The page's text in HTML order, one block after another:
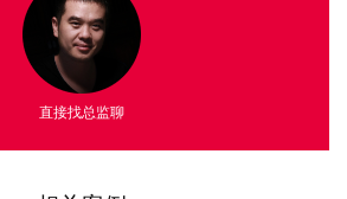
直接找总监聊